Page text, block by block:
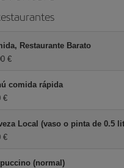
Restaurante Barato
€
comida rápida
€
Local (vaso o pinta de 0.5
€
(normal)